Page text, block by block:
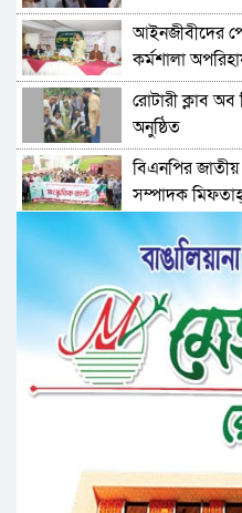
‎আইনজীবীদের
কর্মশালা
রোটারী ক্লাব
অনুষ্ঠিত
বিএনপির জাতীয়
সম্পাদক
সিলেট জেলা
সেক্রেটারী
সিলেটে গ্যাস
প্রতিষ্ঠার এক
দিগন্তে
জেলা
স্মৃতিস্তম্ভে শ্রদ্ধা
সিলেট মহানগর